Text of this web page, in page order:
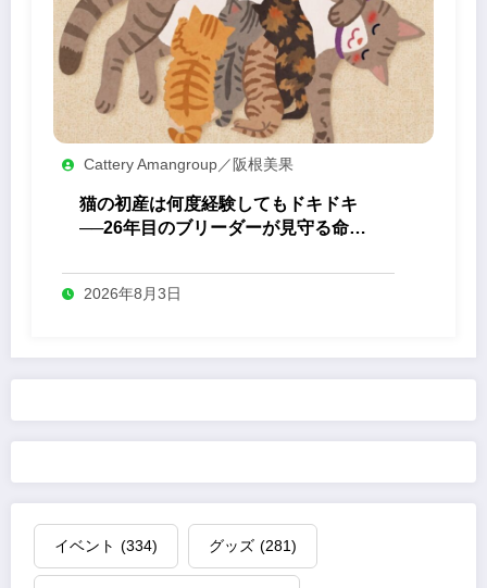
Cattery Amangroup／阪根美果
猫の初産は何度経験してもドキドキ
──26年目のブリーダーが見守る命の
2026年8月3日
イベント (334) グッズ (281)